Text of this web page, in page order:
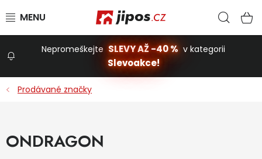
Stavba a dům
Nepromeškejte SLEVY AŽ -40 % v kategorii
Slevoakce!
Prodávané značky
ONDRAGON